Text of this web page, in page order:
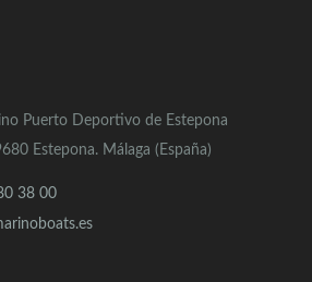
Puerto Deportivo de Estepona
Estepona. Málaga (España)
38 00